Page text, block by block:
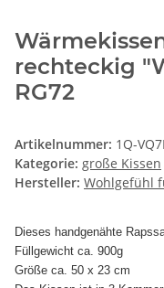
rechteckig
RG72
Artikelnummer: 1Q-
Kategorie: große Kissen
Hersteller: Wohlgefühl
Dieses handgenähte
Füllgewicht ca. 900g
Größe ca. 50 x 23 cm